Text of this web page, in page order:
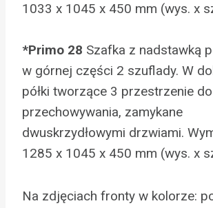
1033 x 1045 x 450 mm (wys. x
*Primo 28 Szafka z nadstawką
w górnej części 2 szuflady. W
półki tworzące 3 przestrzenie do
przechowywania, zamykane
dwuskrzydłowymi drzwiami.
1285 x 1045 x 450 mm (wys. x
Na zdjęciach fronty w kolorze: